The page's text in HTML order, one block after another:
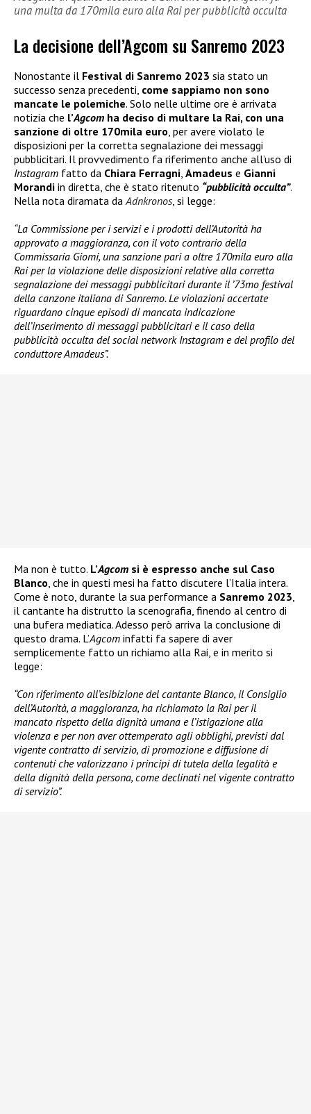
una multa da 170mila euro alla Rai per pubblicità occulta
La decisione dell’Agcom su Sanremo 2023
Nonostante il Festival di Sanremo 2023 sia stato un
successo senza precedenti, come sappiamo non sono
mancate le polemiche. Solo nelle ultime ore è arrivata
notizia che l’Agcom ha deciso di multare la Rai, con una
sanzione di oltre 170mila euro, per avere violato le
disposizioni per la corretta segnalazione dei messaggi
pubblicitari. Il provvedimento fa riferimento anche all’uso di
Instagram fatto da Chiara Ferragni, Amadeus e Gianni
Morandi in diretta, che è stato ritenuto “pubblicità occulta”.
Nella nota diramata daAdnkronos, si legge:
“La Commissione per i servizi e i prodotti dell’Autorità ha
approvato a maggioranza, con il voto contrario della
Commissaria Giomi, una sanzione pari a oltre 170mila euro alla
Rai per la violazione delle disposizioni relative alla corretta
segnalazione dei messaggi pubblicitari durante il ’73mo festival
della canzone italiana di Sanremo. Le violazioni accertate
riguardano cinque episodi di mancata indicazione
dell’inserimento di messaggi pubblicitari e il caso della
pubblicità occulta del social network Instagram e del profilo del
conduttore Amadeus”.
Ma non è tutto. L’Agcom si è espresso anche sul Caso
Blanco, che in questi mesi ha fatto discutere l’Italia intera.
Come è noto, durante la sua performance a Sanremo 2023,
il cantante ha distrutto la scenografia, finendo al centro di
una bufera mediatica. Adesso però arriva la conclusione di
questo drama. L’Agcom infatti fa sapere di aver
semplicemente fatto un richiamo alla Rai, e in merito si
legge:
“Con riferimento all’esibizione del cantante Blanco, il Consiglio
dell’Autorità, a maggioranza, ha richiamato la Rai per il
mancato rispetto della dignità umana e l’istigazione alla
violenza e per non aver ottemperato agli obblighi, previsti dal
vigente contratto di servizio, di promozione e diffusione di
contenuti che valorizzano i principi di tutela della legalità e
della dignità della persona, come declinati nel vigente contratto
di servizio”.